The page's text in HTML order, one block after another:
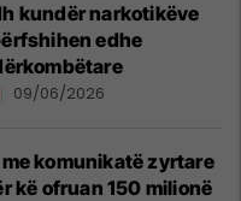
kundër narkotikëve
edhe
09/06/2026
komunikatë zyrtare
kë ofruan 150 milionë